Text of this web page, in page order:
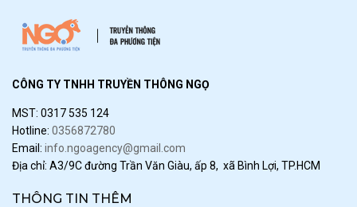
CÔNG TY TNHH TRUYỀN THÔNG NGỌ
MST: 0317 535 124
Hotline: 0356872780
Email: info.ngoagency@gmail.com
Địa chỉ: A3/9C đường Trần Văn Giàu, ấp 8, xã Bình Lợi, TP.HCM
THÔNG TIN THÊM